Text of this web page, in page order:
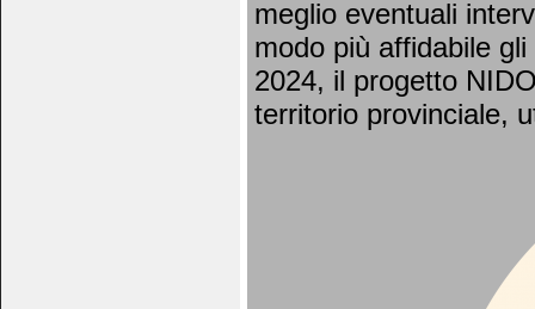
meglio eventuali
modo più affidabile
2024, il progetto
territorio provinciale,